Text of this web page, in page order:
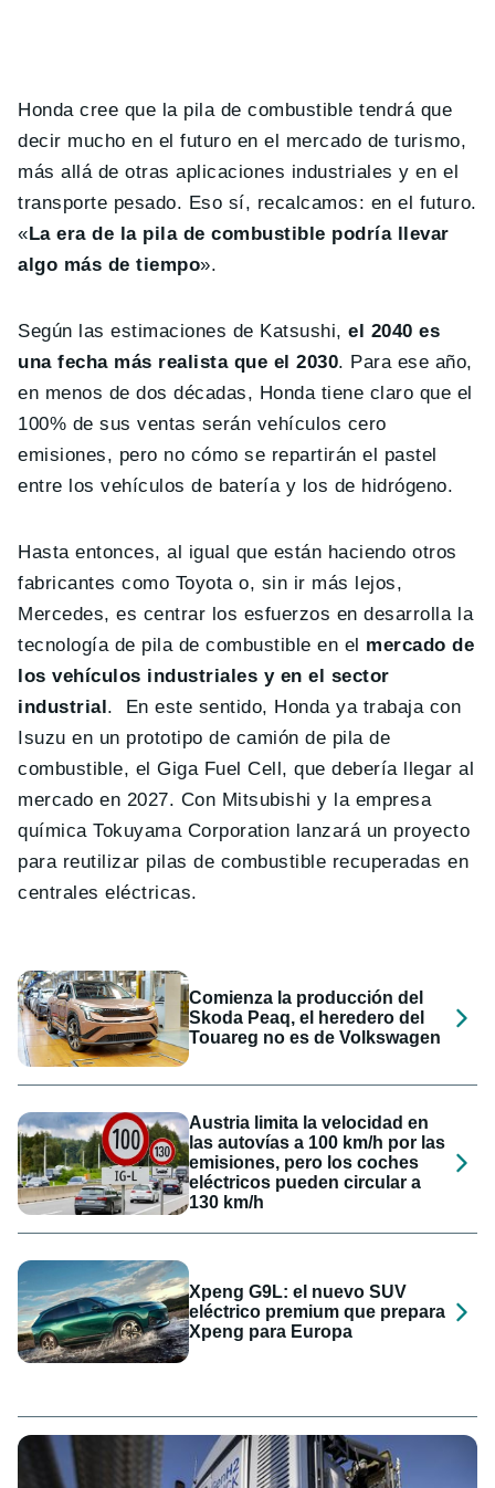
Honda cree que la pila de combustible tendrá que
decir mucho en el futuro en el mercado de turismo,
más allá de otras aplicaciones industriales y en el
transporte pesado. Eso sí, recalcamos: en el futuro.
«La era de la pila de combustible podría llevar
algo más de tiempo».
Según las estimaciones de Katsushi,el 2040 es
una fecha más realista que el 2030. Para ese año,
en menos de dos décadas, Honda tiene claro que el
100% de sus ventas serán vehículos cero
emisiones, pero no cómo se repartirán el pastel
entre los vehículos de batería y los de hidrógeno.
Hasta entonces, al igual que están haciendo otros
fabricantes como Toyota o, sin ir más lejos,
Mercedes, es centrar los esfuerzos en desarrolla la
tecnología de pila de combustible en el mercado de
los vehículos industriales y en el sector
industrial. En este sentido, Honda ya trabaja con
Isuzu en un prototipo de camión de pila de
combustible, el Giga Fuel Cell, que debería llegar al
mercado en 2027. Con Mitsubishi y la empresa
química Tokuyama Corporation lanzará un proyecto
para reutilizar pilas de combustible recuperadas en
centrales eléctricas.
Comienza la producción del
Skoda Peaq, el heredero del
Touareg no es de Volkswagen
Austria limita la velocidad en
las autovías a 100 km/h por las
emisiones, pero los coches
eléctricos pueden circular a
130 km/h
Xpeng G9L: el nuevo SUV
eléctrico premium que prepara
Xpeng para Europa